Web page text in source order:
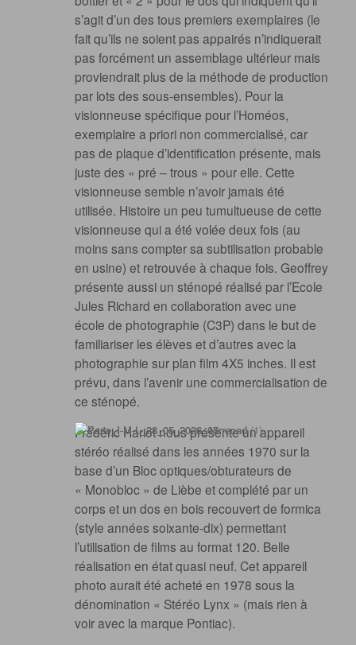
s’agit d’un des tous premiers exemplaires (le
fait qu’ils ne soient pas appairés n’indiquerait
pas forcément un assemblage ultérieur mais
proviendrait plus de la méthode de production
par lots des sous-ensembles). Pour la
visionneuse spécifique pour l’Homéos,
exemplaire a priori non commercialisé, car
pas de plaque d’identification présente, mais
juste des « pré – trous » pour elle. Cette
visionneuse semble n’avoir jamais été
utilisée. Histoire un peu tumultueuse de cette
visionneuse qui a été volée deux fois (au
moins sans compter sa subtilisation probable
en usine) et retrouvée à chaque fois. Geoffrey
présente aussi un sténopé réalisé par l’Ecole
Jules Richard en collaboration avec une
école de photographie (C3P) dans le but de
familiariser les élèves et d’autres avec la
photographie sur plan film 4X5 inches. Il est
prévu, dans l’avenir une commercialisation de
ce sténopé.
Frédéric Hariot nous présente un appareil
stéréo réalisé dans les années 1970 sur la
base d’un Bloc optiques/obturateurs de
« Monobloc » de Lièbe et complété par un
corps et un dos en bois recouvert de formica
(style années soixante-dix) permettant
l’utilisation de films au format 120. Belle
réalisation en état quasi neuf. Cet appareil
photo aurait été acheté en 1978 sous la
dénomination « Stéréo Lynx » (mais rien à
voir avec la marque Pontiac).